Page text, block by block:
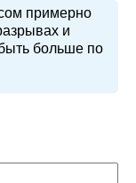
примерно
и
больше по